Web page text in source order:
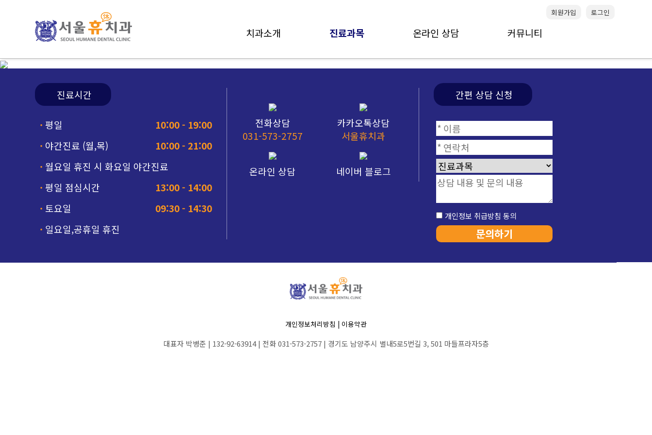
회원가입 로그인
치과소개 진료과목 온라인 상담 커뮤니티
진료시간
· 평일
10:00 - 19:00
· 야간진료 (월,목)
10:00 - 21:00
· 월요일 휴진 시 화요일 야간진료
· 평일 점심시간
13:00 - 14:00
· 토요일
09:30 - 14:30
· 일요일,공휴일 휴진
전화상담
031-573-2757
카카오톡상담
서울휴치과
온라인 상담 네이버 블로그
간편 상담 신청
개인정보 취급방침 동의
문의하기
개인정보처리방침 | 이용약관
대표자 박병준 | 132-92-63914 | 전화 031-573-2757 | 경기도 남양주시 별내5로5번길 3, 501 마들프라자5층